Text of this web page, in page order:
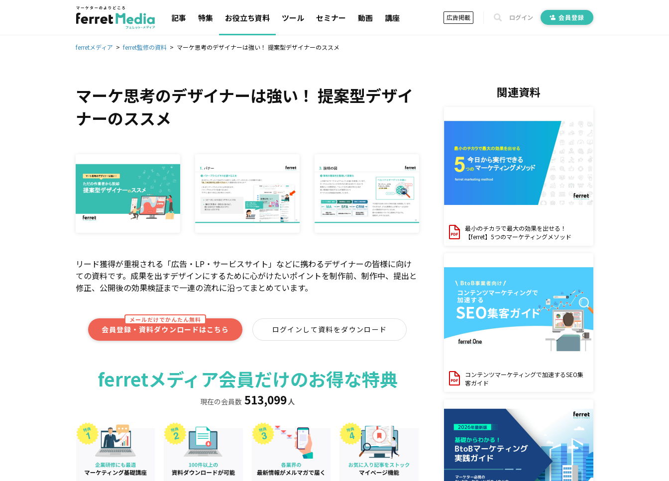
記事 特集 お役立ち資料 ツール セミナー 動画 講座 広告掲載 ログイン 会員登録
ferretメディア ferret監修の資料 マーケ思考のデザイナーは強い！ 提案型デザイナーのススメ
マーケ思考のデザイナーは強い！ 提案型デザイ
ナーのススメ
リード獲得が重視される「広告・LP・サービスサイト」などに携わるデザイナーの皆様に向け
ての資料です。成果を出すデザインにするために心がけたいポイントを制作前、制作中、提出と
修正、公開後の効果検証まで一連の流れに沿ってまとめています。
メールだけでかんたん無料
会員登録・資料ダウンロードはこちら ログインして資料をダウンロード
ferretメディア会員だけのお得な特典
現在の会員数 513,099 人
関連資料
最小のチカラで最大の効果を出せる！
【ferret】5つのマーケティングメソッド
コンテンツマーケティングで加速するSEO集
客ガイド